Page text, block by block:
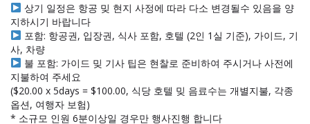
상기 일정은 항공 밎 현지 사정에 따라 다소 변경될수 있음을 양
지하시기 바랍니다
포함: 항공권, 입장권, 식사 포함, 호텔 (2인 1실 기준), 가이드, 기
사, 차량
불 포함: 가이드 밎 기사 팁은 현찰로 준비하여 주시거나 사전에
지불하여 주세요
($20.00 x 5days = $100.00, 식당 호텔 밎 음료수는 개별지불, 각종
옵션, 여행자 보험)
* 소규모 인원 6분이상일 경우만 행사진행 합니다